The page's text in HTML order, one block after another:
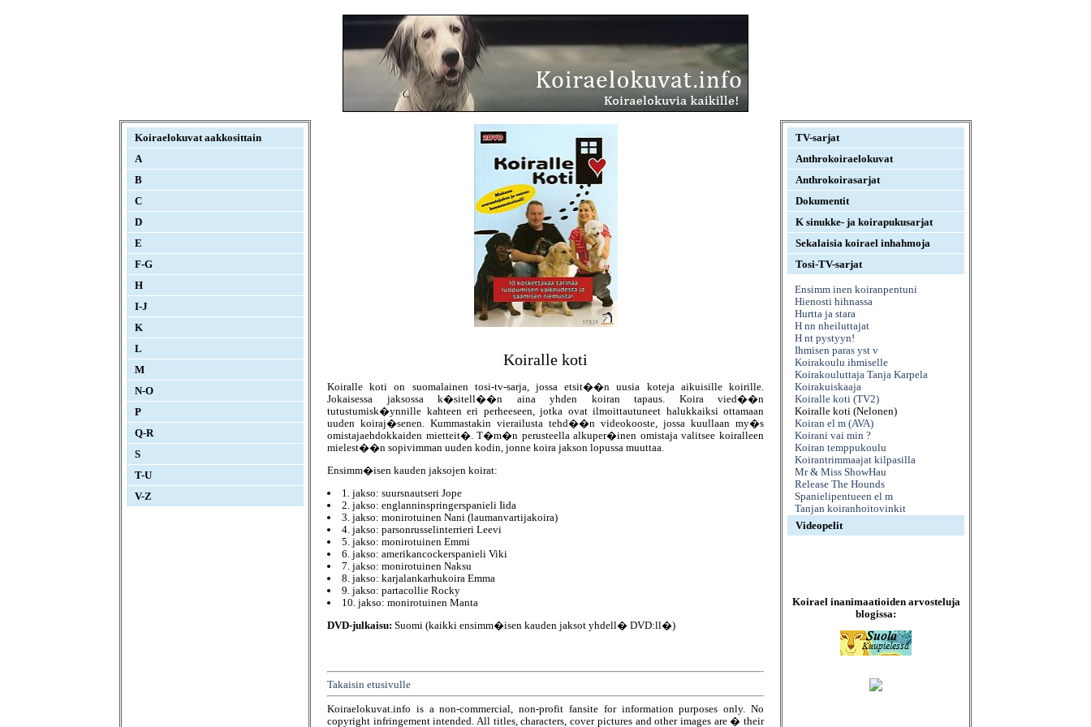
Koiraelokuvat aakkosittain
A
B
C
D
E
F-G
H
I-J
K
L
M
N-O
P
Q-R
S
T-U
V-Z
TV-sarjat
Anthrokoiraelokuvat
Anthrokoirasarjat
Dokumentit
K sinukke- ja koirapukusarjat
Sekalaisia koirael inhahmoja
Tosi-TV-sarjat
Ensimm inen koiranpentuni
Hienosti hihnassa
Hurtta ja stara
H nn nheiluttajat
H nt pystyyn!
Ihmisen paras yst v
Koirakoulu ihmiselle
Koirakouluttaja Tanja Karpela
Koirakuiskaaja
Koiralle koti (TV2)
Koiralle koti (Nelonen)
Koiran el m (AVA)
Koirani vai min ?
Koiran temppukoulu
Koirantrimmaajat kilpasilla
Mr & Miss ShowHau
Release The Hounds
Spanielipentueen el m
Tanjan koiranhoitovinkit
Videopelit
Koirael inanimaatioiden arvosteluja
blogissa:
Koiralle koti
Koiralle koti on suomalainen tosi-tv-sarja, jossa etsit��n uusia koteja aikuisille koirille.
Jokaisessa jaksossa k�sitell��n aina yhden koiran tapaus. Koira vied��n
tutustumisk�ynnille kahteen eri perheeseen, jotka ovat ilmoittautuneet halukkaiksi ottamaan
uuden koiraj�senen. Kummastakin vierailusta tehd��n videokooste, jossa kuullaan my�s
omistajaehdokkaiden mietteit�. T�m�n perusteella alkuper�inen omistaja valitsee koiralleen
mielest��n sopivimman uuden kodin, jonne koira jakson lopussa muuttaa.
Ensimm�isen kauden jaksojen koirat:
1. jakso: suursnautseri Jope
2. jakso: englanninspringerspanieli Iida
3. jakso: monirotuinen Nani (laumanvartijakoira)
4. jakso: parsonrusselinterrieri Leevi
5. jakso: monirotuinen Emmi
6. jakso: amerikancockerspanieli Viki
7. jakso: monirotuinen Naksu
8. jakso: karjalankarhukoira Emma
9. jakso: partacollie Rocky
10. jakso: monirotuinen Manta
DVD-julkaisu: Suomi (kaikki ensimm�isen kauden jaksot yhdell� DVD:ll�)
Takaisin etusivulle
Koiraelokuvat.info is a non-commercial, non-profit fansite for information purposes only. No
copyright infringement intended. All titles, characters, cover pictures and other images are � their